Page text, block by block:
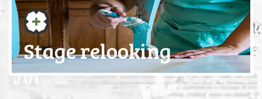
Stage relooking